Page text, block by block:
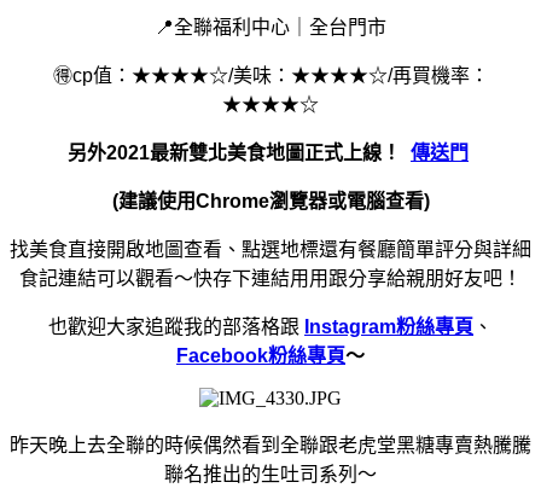
📍全聯福利中心 ｜全台門市
🉐cp值：★★★★☆/美味：★★★★☆/再買機率：
★★★★☆
另外2021最新雙北美食地圖正式上線！ 傳送門
(建議使用Chrome瀏覽器或電腦查看)
找美食直接開啟地圖查看、點選地標還有餐廳簡單評分與詳細
食記連結可以觀看～快存下連結用用跟分享給親朋好友吧！
也歡迎大家追蹤我的部落格跟 Instagram粉絲專頁 、
Facebook粉絲專頁～
昨天晚上去全聯的時候偶然看到全聯跟老虎堂黑糖專賣熱騰騰
聯名推出的生吐司系列～